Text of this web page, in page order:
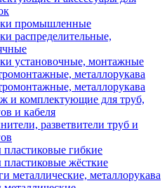
промышленные
распределительные,
установочные, монтажные
металлорукава
металлорукава
и комплектующие для труб,
и кабеля
разветвители труб и
гибкие
жёсткие
металлические, металлорукава